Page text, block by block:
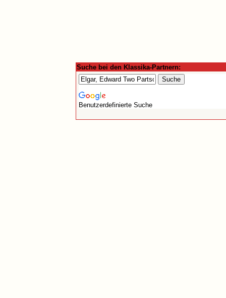
Suche bei den Klassika-Partnern:
Benutzerdefinierte Suche